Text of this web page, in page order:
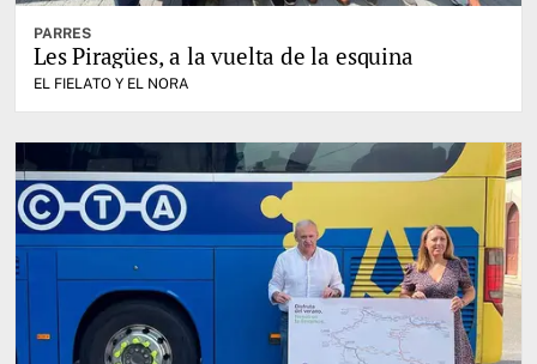
PARRES
Les Piragües, a la vuelta de la esquina
EL FIELATO Y EL NORA